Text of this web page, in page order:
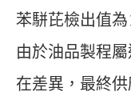
苯駢芘檢出值
由於油品製程
在差異，最終